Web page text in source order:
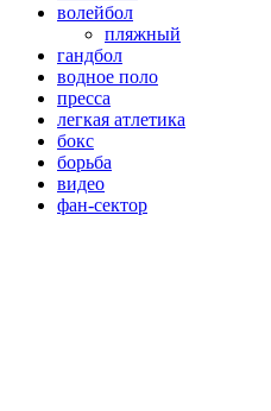
волейбол
пляжный
гандбол
водное поло
пресса
легкая атлетика
бокс
борьба
видео
фан-сектор